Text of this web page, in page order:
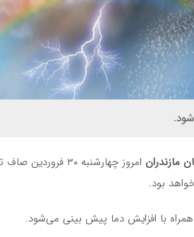
مازندران
امروز چهارشنبه ۳۰
بود.
همراه با افزایش دما پیش بینی می‌شود.